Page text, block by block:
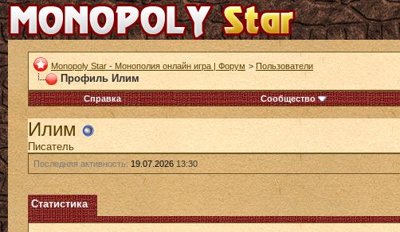
Monopoly Star - Монополия онлайн игра | Форум > Пользователи
Профиль Илим
Справка
Сообщество
Илим
Писатель
Последняя активность:19.07.202613:30
Статистика